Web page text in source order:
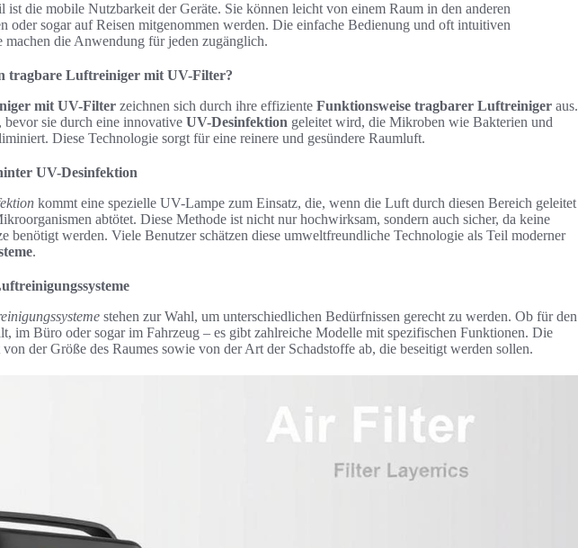
ist die mobile Nutzbarkeit der Geräte. Sie können leicht von einem Raum in den anderen
oder sogar auf Reisen mitgenommen werden. Die einfache Bedienung und oft intuitiven
machen die Anwendung für jeden zugänglich.
tragbare Luftreiniger mit UV-Filter?
mit UV-Filter zeichnen sich durch ihre effiziente Funktionsweise tragbarer Luftreiniger aus.
sie durch eine innovative UV-Desinfektion geleitet wird, die Mikroben wie Bakterien und
Diese Technologie sorgt für eine reinere und gesündere Raumluft.
UV-Desinfektion
kommt eine spezielle UV-Lampe zum Einsatz, die, wenn die Luft durch diesen Bereich geleitet
abtötet. Diese Methode ist nicht nur hochwirksam, sondern auch sicher, da keine
benötigt werden. Viele Benutzer schätzen diese umweltfreundliche Technologie als Teil moderner
.
stehen zur Wahl, um unterschiedlichen Bedürfnissen gerecht zu werden. Ob für den
im Büro oder sogar im Fahrzeug – es gibt zahlreiche Modelle mit spezifischen Funktionen. Die
der Größe des Raumes sowie von der Art der Schadstoffe ab, die beseitigt werden sollen.